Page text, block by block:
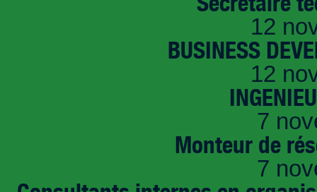
12
BUSINESS
12
7
Monteur de
7